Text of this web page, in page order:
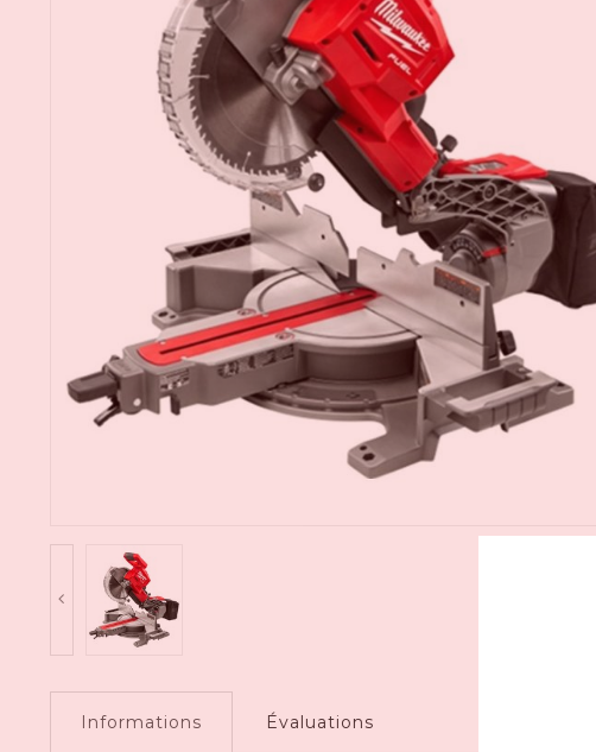
Informations Évaluations